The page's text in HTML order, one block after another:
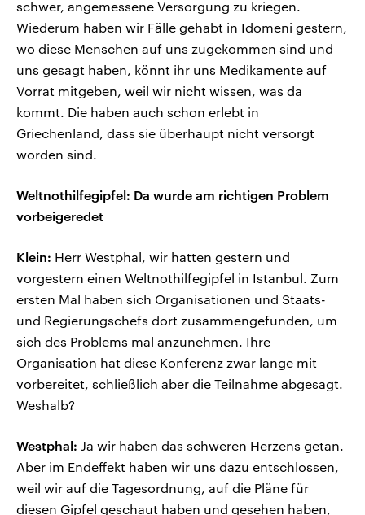
schwer, angemessene Versorgung zu kriegen.
Wiederum haben wir Fälle gehabt in Idomeni gestern,
wo diese Menschen auf uns zugekommen sind und
uns gesagt haben, könnt ihr uns Medikamente auf
Vorrat mitgeben, weil wir nicht wissen, was da
kommt. Die haben auch schon erlebt in
Griechenland, dass sie überhaupt nicht versorgt
worden sind.
Weltnothilfegipfel: Da wurde am richtigen Problem
vorbeigeredet
Klein: Herr Westphal, wir hatten gestern und
vorgestern einen Weltnothilfegipfel in Istanbul. Zum
ersten Mal haben sich Organisationen und Staats-
und Regierungschefs dort zusammengefunden, um
sich des Problems mal anzunehmen. Ihre
Organisation hat diese Konferenz zwar lange mit
vorbereitet, schließlich aber die Teilnahme abgesagt.
Weshalb?
Westphal: Ja wir haben das schweren Herzens getan.
Aber im Endeffekt haben wir uns dazu entschlossen,
weil wir auf die Tagesordnung, auf die Pläne für
diesen Gipfel geschaut haben und gesehen haben,